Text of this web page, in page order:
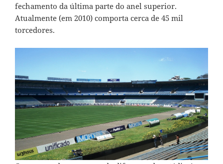
fechamento da última parte do anel superior.
Atualmente (em 2010) comporta cerca de 45 mil
torcedores.